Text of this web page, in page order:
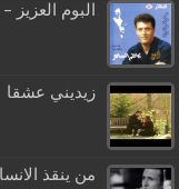
البوم العزيز – ١٩٩٠
زيديني عشقا
من ينقذ